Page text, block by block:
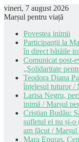
vineri, 7 august 2026
Marșul pentru viață
Povestea inimii
Participanții la
în direct bătăile
Comunicat post-
„Solidaritate
Teodora Diana
înțelesul tuturor /
Larisa Negru,
inimă / Marșul
Cristian Budău:
sufletul ei nu și-o
am făcut /
Mara Epuraș,